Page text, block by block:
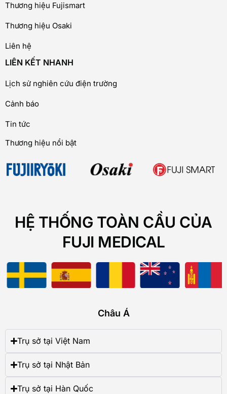
Thương hiệu Fujismart
Thương hiệu Osaki
Liên hệ
LIÊN KẾT NHANH
Lịch sử nghiên cứu điện trường
Cảnh báo
Tin tức
Thương hiệu nổi bật
HỆ THỐNG TOÀN CẦU CỦA
FUJI MEDICAL
Châu Á
Trụ sở tại Việt Nam
Trụ sở tại Nhật Bản
Trụ sở tại Hàn Quốc